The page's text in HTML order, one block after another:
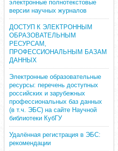
электронные полнотекстовые
версии научных журналов
ДОСТУП К ЭЛЕКТРОННЫМ
ОБРАЗОВАТЕЛЬНЫМ
РЕСУРСАМ,
ПРОФЕССИОНАЛЬНЫМ БАЗАМ
ДАННЫХ
Электронные образовательные
ресурсы: перечень доступных
российских и зарубежных
профессиональных баз данных
(в т.ч. ЭБС) на сайте Научной
библиотеки КубГУ
Удалённая регистрация в ЭБС:
рекомендации